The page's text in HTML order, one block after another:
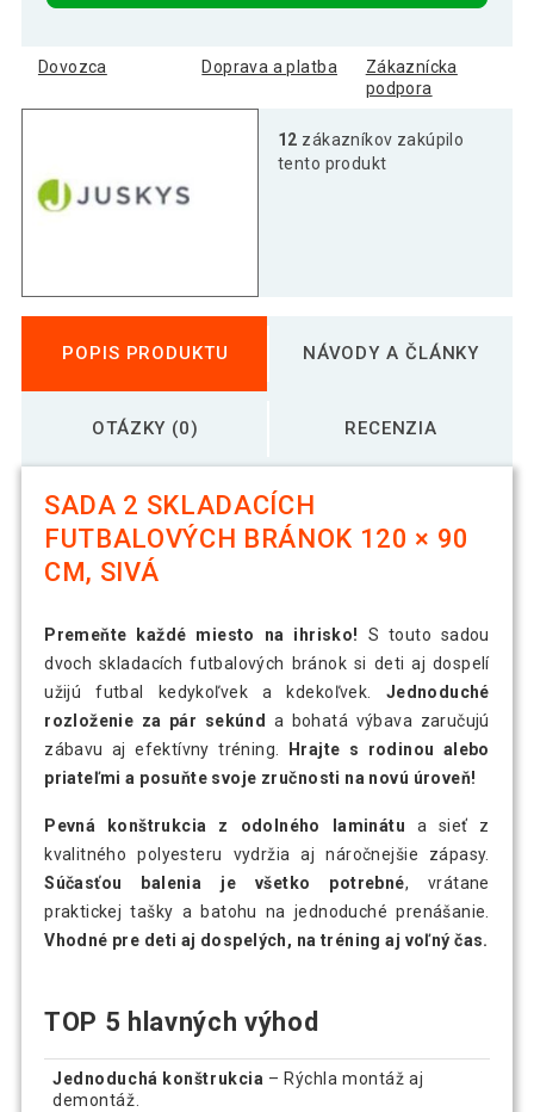
Dovozca Doprava a platba
Zákaznícka
podpora
12 zákazníkov zakúpilo
tento produkt
POPIS PRODUKTU NÁVODY A ČLÁNKY
OTÁZKY (0) RECENZIA
SADA 2 SKLADACÍCH
FUTBALOVÝCH BRÁNOK 120 × 90
CM, SIVÁ
Premeňte každé miesto na ihrisko!
S touto sadou
dvoch skladacích futbalových bránok si deti aj dospelí
užijú futbal kedykoľvek a kdekoľvek. Jednoduché
rozloženie za pár sekúnd
a bohatá výbava zaručujú
zábavu aj efektívny tréning.
Hrajte s rodinou alebo
priateľmi a posuňte svoje zručnosti na novú úroveň!
Pevná konštrukcia z odolného laminátu a sieť z
kvalitného polyesteru vydržia aj náročnejšie zápasy.
Súčasťou balenia je všetko potrebné, vrátane
praktickej tašky a batohu na jednoduché prenášanie.
Vhodné pre deti aj dospelých, na tréning aj voľný čas.
TOP 5 hlavných výhod
Jednoduchá konštrukcia – Rýchla montáž aj
demontáž.